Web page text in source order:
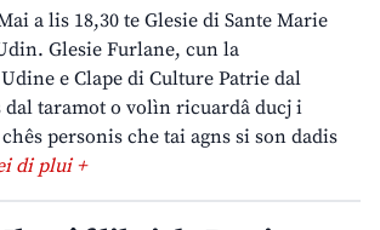
a lis 18,30 te Glesie di Sante Marie
Glesie Furlane, cun la
e Clape di Culture Patrie dal
dal taramot o volìn ricuardâ ducj i
personis che tai agns si son dadis
di plui +